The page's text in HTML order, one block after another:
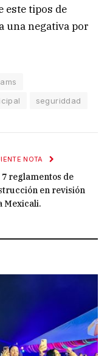
este tipos de
una negativa por
seguriddad
NOTA
7 reglamentos de
en revisión
Mexicali.